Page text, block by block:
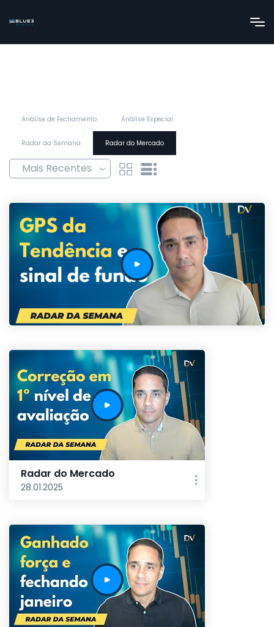
Análise de Fechamento Análise Especial
Radar da Semana Radar do Mercado
Radar do Mercado
28.01.2025